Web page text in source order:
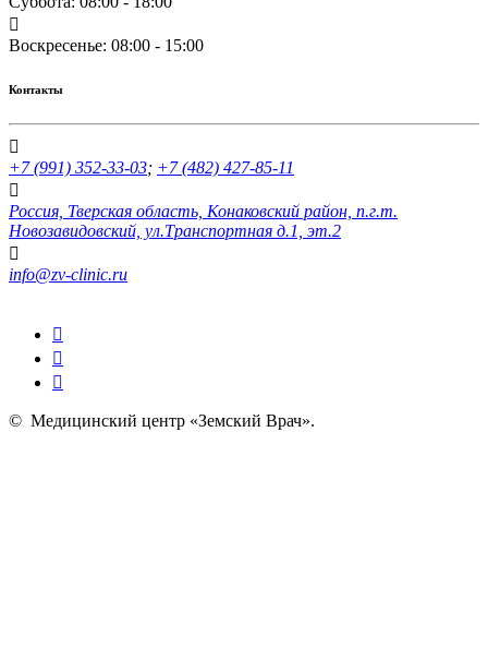
Воскресенье: 08:00 - 15:00
Контакты
+7 (991) 352-33-03; +7 (482) 427-85-11
Россия, Тверская область, Конаковский район, п.г.т.
Новозавидовский, ул.Транспортная д.1, эт.2
info@zv-clinic.ru
© Медицинский центр «Земский Врач».